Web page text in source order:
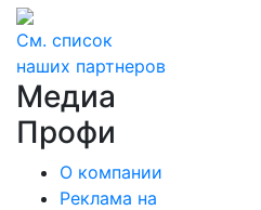
См. список
наших партнеров
Медиа
Профи
О компании
Реклама на